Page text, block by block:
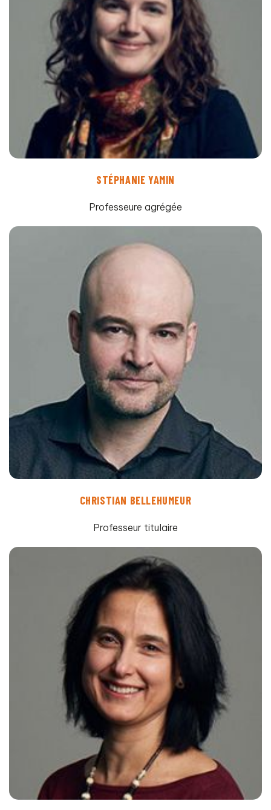
STÉPHANIE YAMIN
Professeure agrégée
CHRISTIAN BELLEHUMEUR
Professeur titulaire